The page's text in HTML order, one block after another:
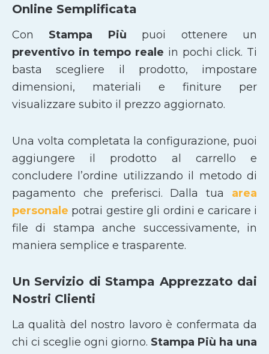
Online Semplificata
Con Stampa Più puoi ottenere un
preventivo in tempo reale in pochi click. Ti
basta scegliere il prodotto, impostare
dimensioni, materiali e finiture per
visualizzare subito il prezzo aggiornato.
Una volta completata la configurazione, puoi
aggiungere il prodotto al carrello e
concludere l’ordine utilizzando il metodo di
pagamento che preferisci. Dalla tua area
personale potrai gestire gli ordini e caricare i
file di stampa anche successivamente, in
maniera semplice e trasparente.
Un Servizio di Stampa Apprezzato dai
Nostri Clienti
La qualità del nostro lavoro è confermata da
chi ci sceglie ogni giorno. Stampa Più ha una